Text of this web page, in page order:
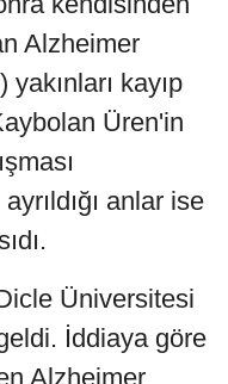
Alzheimer
kayıp
Üren'in
anlar ise
Üniversitesi
İddiaya göre
Alzheimer